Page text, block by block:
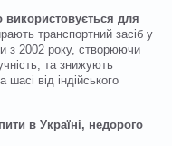
для
транспортний засіб у
з 2002 року, створюючи
та знижують
від індійського
в Україні, недорого